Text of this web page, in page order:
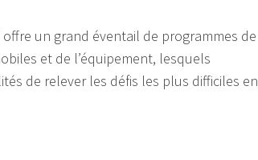
un grand éventail de programmes de
et de l’équipement, lesquels
de relever les défis les plus difficiles en